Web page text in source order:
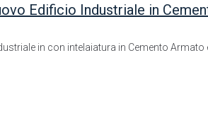
Edificio Industriale in
in con intelaiatura in Cemento